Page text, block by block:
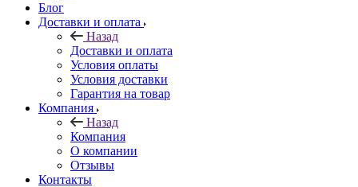
Блог
Доставки и оплата
Назад
Доставки и оплата
Условия оплаты
Условия доставки
Гарантия на товар
Компания
Назад
Компания
О компании
Отзывы
Контакты